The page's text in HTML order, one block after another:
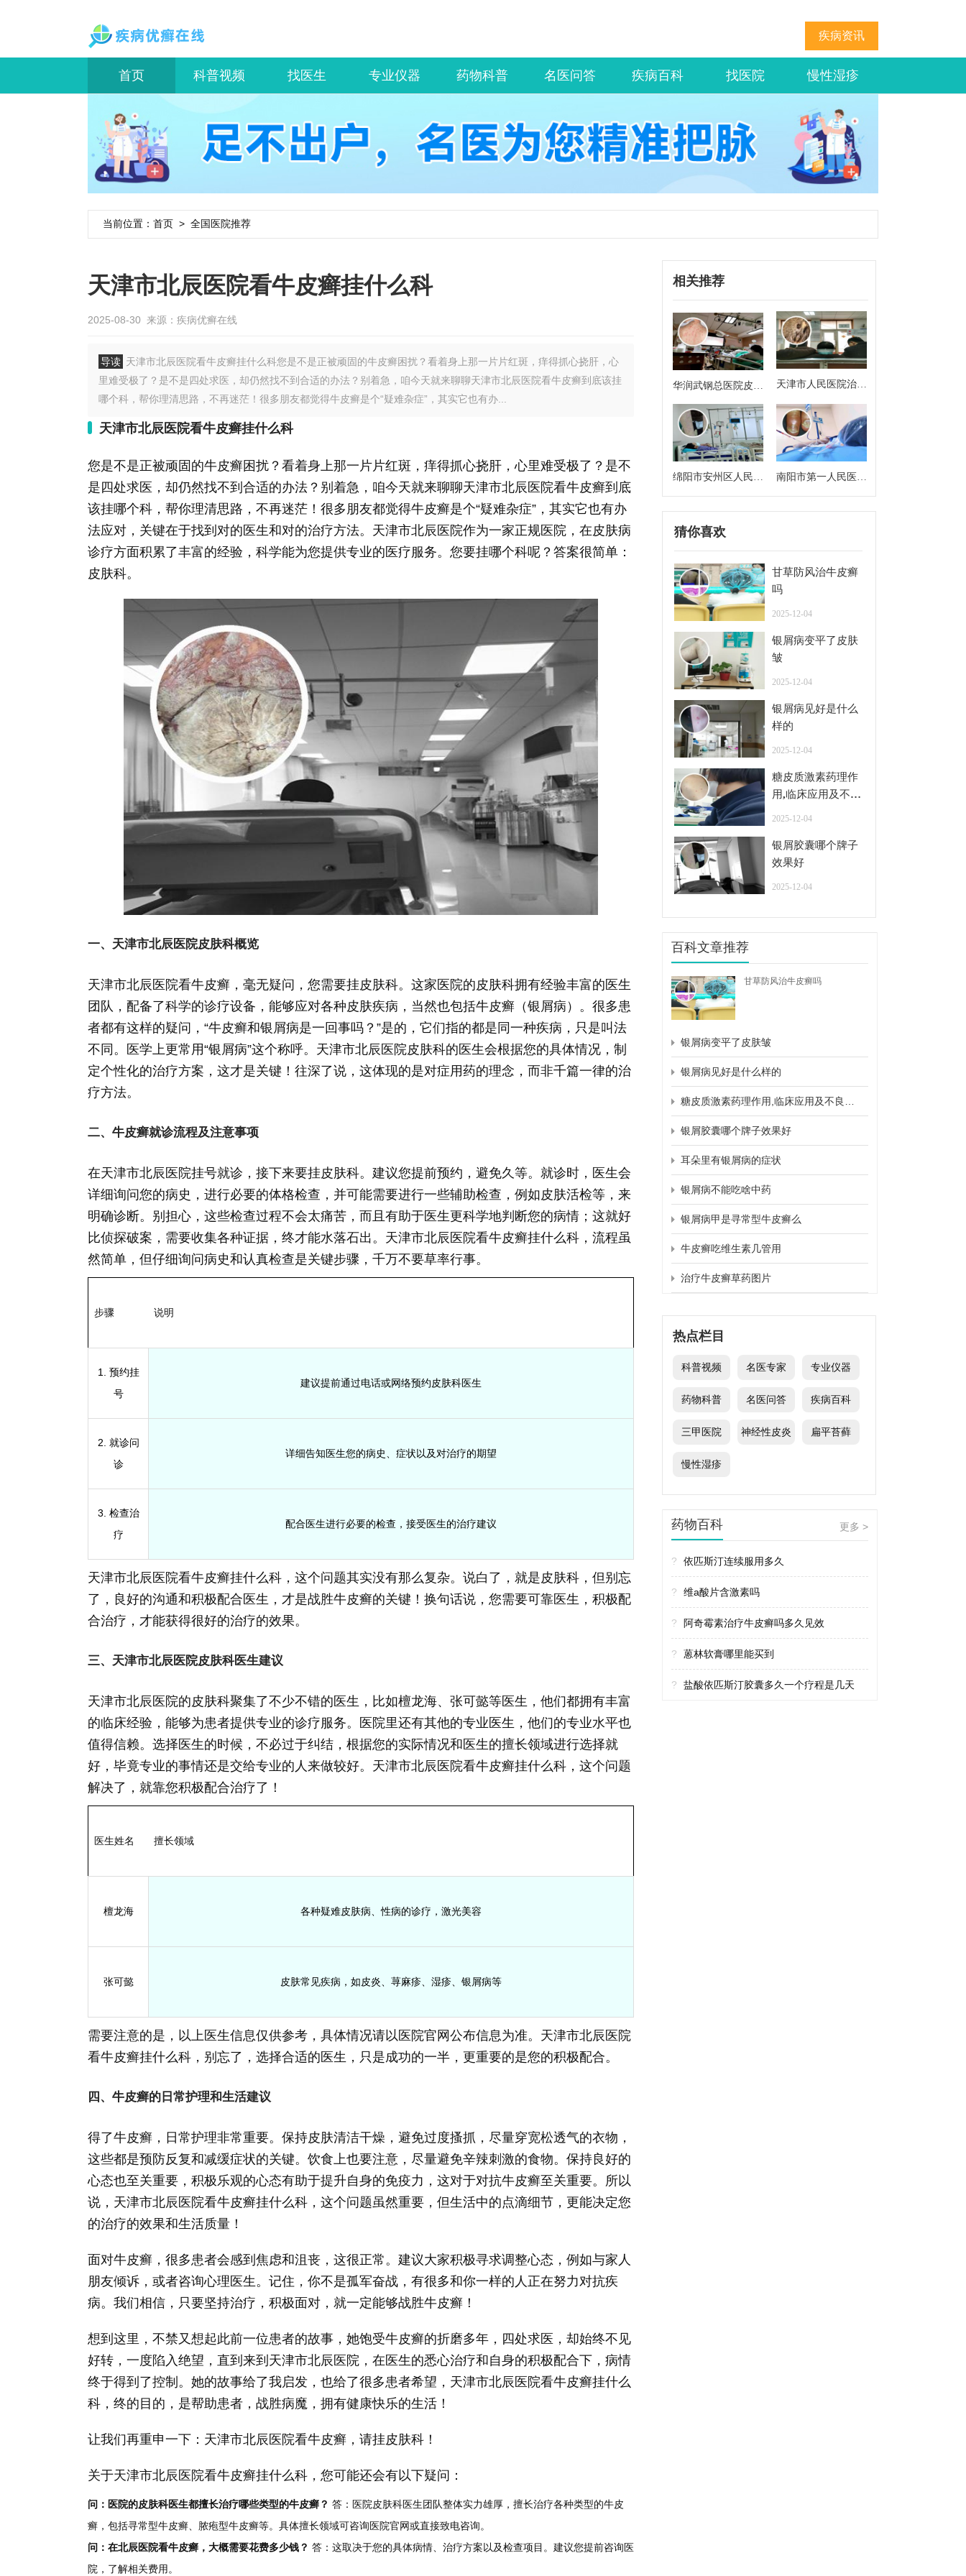
疾病资讯
首页 科普视频 找医生 专业仪器 药物科普 名医问答 疾病百科 找医院 慢性湿疹
当前位置： 首页 > 全国医院推荐
天津市北辰医院看牛皮癣挂什么科
2025-08-30 来源： 疾病优癣在线
导读 天津市北辰医院看牛皮癣挂什么科您是不是正被顽固的牛皮癣困扰？看着身上那一片片红斑，痒得抓心挠肝，心
里难受极了？是不是四处求医，却仍然找不到合适的办法？别着急，咱今天就来聊聊天津市北辰医院看牛皮癣到底该挂
哪个科，帮你理清思路，不再迷茫！很多朋友都觉得牛皮癣是个“疑难杂症”，其实它也有办...
天津市北辰医院看牛皮癣挂什么科
您是不是正被顽固的牛皮癣困扰？看着身上那一片片红斑，痒得抓心挠肝，心里难受极了？是不
是四处求医，却仍然找不到合适的办法？别着急，咱今天就来聊聊天津市北辰医院看牛皮癣到底
该挂哪个科，帮你理清思路，不再迷茫！很多朋友都觉得牛皮癣是个“疑难杂症”，其实它也有办
法应对，关键在于找到对的医生和对的治疗方法。天津市北辰医院作为一家正规医院，在皮肤病
诊疗方面积累了丰富的经验，科学能为您提供专业的医疗服务。您要挂哪个科呢？答案很简单：
皮肤科。
一、天津市北辰医院皮肤科概览
天津市北辰医院看牛皮癣，毫无疑问，您需要挂皮肤科。这家医院的皮肤科拥有经验丰富的医生
团队，配备了科学的诊疗设备，能够应对各种皮肤疾病，当然也包括牛皮癣（银屑病）。很多患
者都有这样的疑问，“牛皮癣和银屑病是一回事吗？”是的，它们指的都是同一种疾病，只是叫法
不同。医学上更常用“银屑病”这个称呼。天津市北辰医院皮肤科的医生会根据您的具体情况，制
定个性化的治疗方案，这才是关键！往深了说，这体现的是对症用药的理念，而非千篇一律的治
疗方法。
二、牛皮癣就诊流程及注意事项
在天津市北辰医院挂号就诊，接下来要挂皮肤科。建议您提前预约，避免久等。就诊时，医生会
详细询问您的病史，进行必要的体格检查，并可能需要进行一些辅助检查，例如皮肤活检等，来
明确诊断。别担心，这些检查过程不会太痛苦，而且有助于医生更科学地判断您的病情；这就好
比侦探破案，需要收集各种证据，终才能水落石出。天津市北辰医院看牛皮癣挂什么科，流程虽
然简单，但仔细询问病史和认真检查是关键步骤，千万不要草率行事。
步骤 说明
1. 预约挂
号
建议提前通过电话或网络预约皮肤科医生
2. 就诊问
诊
详细告知医生您的病史、症状以及对治疗的期望
3. 检查治
疗
配合医生进行必要的检查，接受医生的治疗建议
天津市北辰医院看牛皮癣挂什么科，这个问题其实没有那么复杂。说白了，就是皮肤科，但别忘
了，良好的沟通和积极配合医生，才是战胜牛皮癣的关键！换句话说，您需要可靠医生，积极配
合治疗，才能获得很好的治疗的效果。
三、天津市北辰医院皮肤科医生建议
天津市北辰医院的皮肤科聚集了不少不错的医生，比如檀龙海、张可懿等医生，他们都拥有丰富
的临床经验，能够为患者提供专业的诊疗服务。医院里还有其他的专业医生，他们的专业水平也
值得信赖。选择医生的时候，不必过于纠结，根据您的实际情况和医生的擅长领域进行选择就
好，毕竟专业的事情还是交给专业的人来做较好。天津市北辰医院看牛皮癣挂什么科，这个问题
解决了，就靠您积极配合治疗了！
医生姓名 擅长领域
檀龙海 各种疑难皮肤病、性病的诊疗，激光美容
张可懿 皮肤常见疾病，如皮炎、荨麻疹、湿疹、银屑病等
需要注意的是，以上医生信息仅供参考，具体情况请以医院官网公布信息为准。天津市北辰医院
看牛皮癣挂什么科，别忘了，选择合适的医生，只是成功的一半，更重要的是您的积极配合。
四、牛皮癣的日常护理和生活建议
得了牛皮癣，日常护理非常重要。保持皮肤清洁干燥，避免过度搔抓，尽量穿宽松透气的衣物，
这些都是预防反复和减缓症状的关键。饮食上也要注意，尽量避免辛辣刺激的食物。保持良好的
心态也至关重要，积极乐观的心态有助于提升自身的免疫力，这对于对抗牛皮癣至关重要。所以
说，天津市北辰医院看牛皮癣挂什么科，这个问题虽然重要，但生活中的点滴细节，更能决定您
的治疗的效果和生活质量！
面对牛皮癣，很多患者会感到焦虑和沮丧，这很正常。建议大家积极寻求调整心态，例如与家人
朋友倾诉，或者咨询心理医生。记住，你不是孤军奋战，有很多和你一样的人正在努力对抗疾
病。我们相信，只要坚持治疗，积极面对，就一定能够战胜牛皮癣！
想到这里，不禁又想起此前一位患者的故事，她饱受牛皮癣的折磨多年，四处求医，却始终不见
好转，一度陷入绝望，直到来到天津市北辰医院，在医生的悉心治疗和自身的积极配合下，病情
终于得到了控制。她的故事给了我启发，也给了很多患者希望，天津市北辰医院看牛皮癣挂什么
科，终的目的，是帮助患者，战胜病魔，拥有健康快乐的生活！
让我们再重申一下：天津市北辰医院看牛皮癣，请挂皮肤科！
关于天津市北辰医院看牛皮癣挂什么科，您可能还会有以下疑问：
问：医院的皮肤科医生都擅长治疗哪些类型的牛皮癣？ 答：医院皮肤科医生团队整体实力雄厚，擅长治疗各种类型的牛皮
癣，包括寻常型牛皮癣、脓疱型牛皮癣等。具体擅长领域可咨询医院官网或直接致电咨询。
问：在北辰医院看牛皮癣，大概需要花费多少钱？ 答：这取决于您的具体病情、治疗方案以及检查项目。建议您提前咨询医
院，了解相关费用。
相关推荐
华润武钢总医院皮肤
科主任医师
天津市人民医院治银
绵阳市安州区人民医
院皮肤科主任是谁
南阳市第一人民医院
皮肤科专家门诊挂号
猜你喜欢
甘草防风治牛皮癣
吗
2025-12-04
银屑病变平了皮肤
皱
2025-12-04
银屑病见好是什么
样的
2025-12-04
糖皮质激素药理作
用,临床应用及不良
2025-12-04
银屑胶囊哪个牌子
效果好
2025-12-04
百科文章推荐
甘草防风治牛皮癣吗
银屑病变平了皮肤皱
银屑病见好是什么样的
银屑胶囊哪个牌子效果好
耳朵里有银屑病的症状
银屑病不能吃啥中药
银屑病甲是寻常型牛皮癣么
牛皮癣吃维生素几管用
治疗牛皮癣草药图片
热点栏目
科普视频 名医专家 专业仪器
药物科普 名医问答 疾病百科
三甲医院 神经性皮炎 扁平苔藓
慢性湿疹
药物百科 更多 >
? 依匹斯汀连续服用多久
? 维a酸片含激素吗
? 阿奇霉素治疗牛皮癣吗多久见效
? 蒽林软膏哪里能买到
? 盐酸依匹斯汀胶囊多久一个疗程是几天